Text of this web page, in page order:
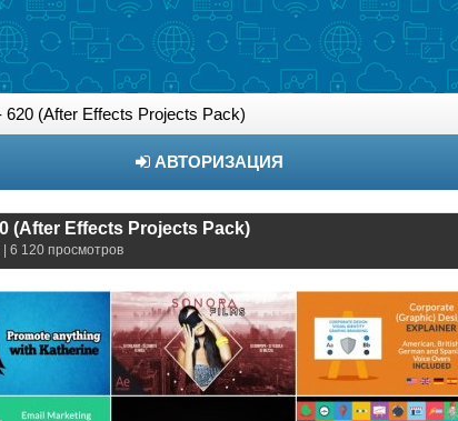
620 (After Effects Projects Pack)
АВТОРИЗАЦИЯ
(After Effects Projects Pack)
| 6 120 просмотров